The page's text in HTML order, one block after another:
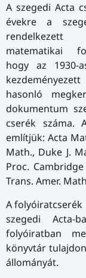
A szegedi Acta
évekre a
rendelkezett
matematikai
hogy az 1930-
hasonló
dokumentum
cserék száma.
említjük: Acta
Math., Duke J.
Proc.
Trans. Amer.
A
szegedi Acta-
folyóiratban
könyvtár
állományát.